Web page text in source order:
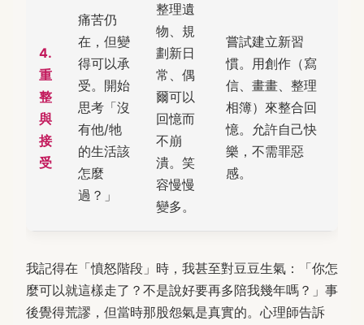
4.
重
整
與
接
受
痛苦仍
在，但變
得可以承
受。開始
思考「沒
有他/牠
的生活該
怎麼
過？」
整理遺
物、規
劃新日
常、偶
爾可以
回憶而
不崩
潰。笑
容慢慢
變多。
嘗試建立新習
慣。用創作（寫
信、畫畫、整理
相簿）來整合回
憶。允許自己快
樂，不需罪惡
感。
我記得在「憤怒階段」時，我甚至對豆豆生氣：「你怎
麼可以就這樣走了？不是說好要再多陪我幾年嗎？」事
後覺得荒謬，但當時那股怨氣是真實的。心理師告訴